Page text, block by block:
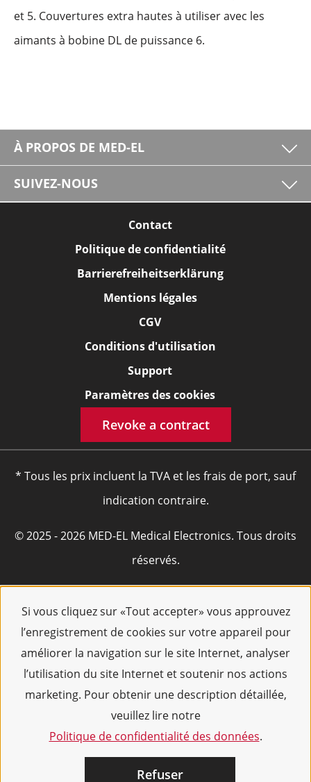
Si vous cliquez sur «Tout accepter» vous approuvez
l’enregistrement de cookies sur votre appareil pour
améliorer la navigation sur le site Internet, analyser
l’utilisation du site Internet et soutenir nos actions
marketing. Pour obtenir une description détaillée,
veuillez lire notre
Politique de confidentialité des données.
Refuser
et 5. Couvertures extra hautes à utiliser avec les
aimants à bobine DL de puissance 6.
À PROPOS DE MED-EL
SUIVEZ-NOUS
Contact
Politique de confidentialité
Barrierefreiheitserklärung
Mentions légales
CGV
Conditions d'utilisation
Support
Paramètres des cookies
Revoke a contract
* Tous les prix incluent la TVA et les frais de port, sauf
indication contraire.
© 2025 - 2026 MED-EL Medical Electronics. Tous droits
réservés.